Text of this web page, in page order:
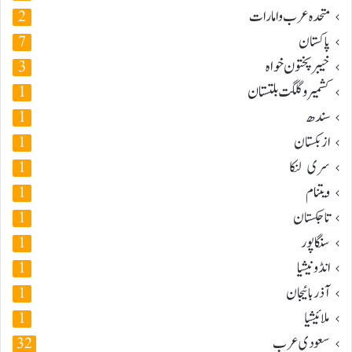
متحدہ عرب و امارات 2
پاکستان 7
خیبر پختون خواہ 3
کشمیر و گلگت بلتستان 1
سندھ 1
ازبکستان 1
سری لنکا 1
ویتنام 1
تاجکستان 1
سنگاپور 1
انڈونیشیا 1
آذربائیجان 1
ملائیشیا 1
سعودی عرب 32